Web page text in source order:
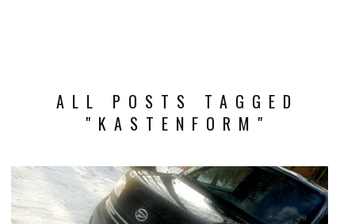
ALL POSTS TAGGED
"KASTENFORM"